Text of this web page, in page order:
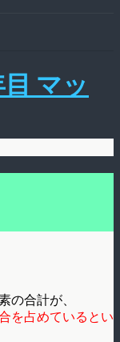
マッ
の合計が、
を占めているとい